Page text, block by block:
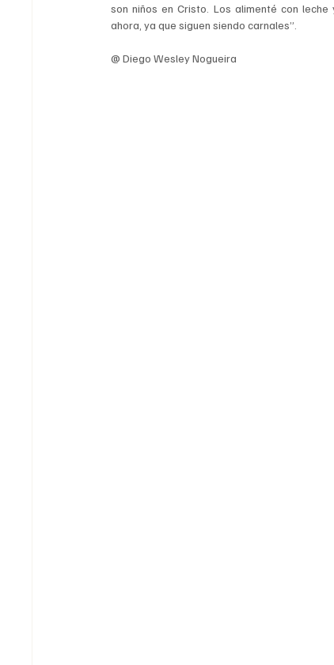
son niños en Cristo. Los alimenté con
ahora, ya que siguen siendo carnales”.
@ Diego Wesley Nogueira